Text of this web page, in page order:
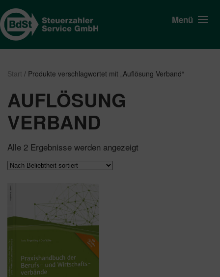
Menü
Start / Produkte verschlagwortet mit „Auflösung Verband“
AUFLÖSUNG
VERBAND
Alle 2 Ergebnisse werden angezeigt